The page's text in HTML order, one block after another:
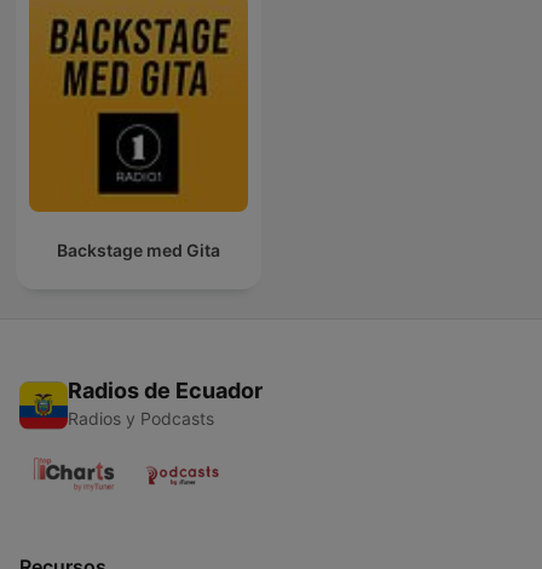
Backstage med Gita
Radios de Ecuador
Radios y Podcasts